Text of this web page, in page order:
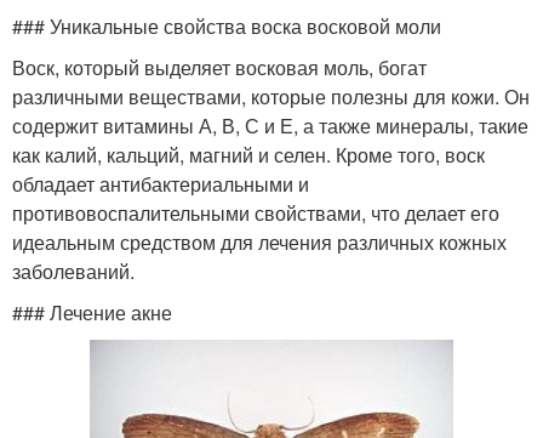
### Уникальные свойства воска восковой моли
Воск, который выделяет восковая моль, богат
различными веществами, которые полезны для кожи. Он
содержит витамины А, В, С и Е, а также минералы, такие
как калий, кальций, магний и селен. Кроме того, воск
обладает антибактериальными и
противовоспалительными свойствами, что делает его
идеальным средством для лечения различных кожных
заболеваний.
### Лечение акне